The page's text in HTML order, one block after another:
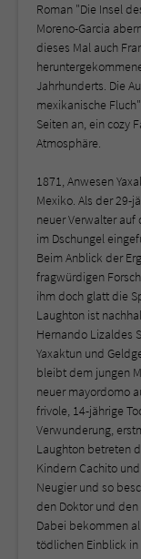
Roman "Die Insel
Moreno-Garcia
dieses Mal auch
Jahrhunderts. Die
mexikanische
Seiten an, ein cozy
Atmosphäre.
1871, Anwesen
Mexiko. Als der 29-
neuer Verwalter
im Dschungel
Beim Anblick der
fragwürdigen
ihm doch glatt die
Laughton ist
Hernando Lizaldes
Yaxaktun und
bleibt dem jungen
neuer mayordomo
frivole, 14-jährige
Verwunderung,
Laughton betreten
Kindern Cachito
Neugier und so
den Doktor und
Dabei bekommen
tödlichen Einblick in